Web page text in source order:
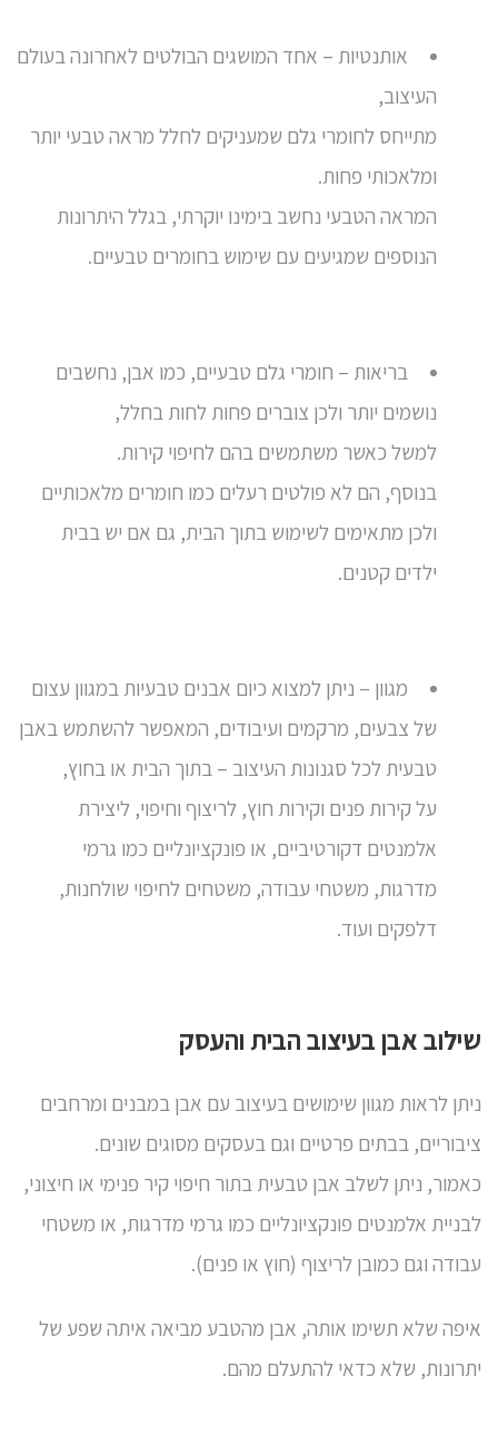
אותנטיות – אחד המושגים הבולטים לאחרונה בעולם
העיצוב,
מתייחס לחומרי גלם שמעניקים לחלל מראה טבעי יותר
ומלאכותי פחות.
המראה הטבעי נחשב בימינו יוקרתי, בגלל היתרונות
הנוספים שמגיעים עם שימוש בחומרים טבעיים.
בריאות – חומרי גלם טבעיים, כמו אבן, נחשבים
נושמים יותר ולכן צוברים פחות לחות בחלל,
למשל כאשר משתמשים בהם לחיפוי קירות.
בנוסף, הם לא פולטים רעלים כמו חומרים מלאכותיים
ולכן מתאימים לשימוש בתוך הבית, גם אם יש בבית
ילדים קטנים.
מגוון – ניתן למצוא כיום אבנים טבעיות במגוון עצום
של צבעים, מרקמים ועיבודים, המאפשר להשתמש באבן
טבעית לכל סגנונות העיצוב – בתוך הבית או בחוץ,
על קירות פנים וקירות חוץ, לריצוף וחיפוי, ליצירת
אלמנטים דקורטיביים, או פונקציונליים כמו גרמי
מדרגות, משטחי עבודה, משטחים לחיפוי שולחנות,
דלפקים ועוד.
שילוב אבן בעיצוב הבית והעסק
ניתן לראות מגוון שימושים בעיצוב עם אבן במבנים ומרחבים
ציבוריים, בבתים פרטיים וגם בעסקים מסוגים שונים.
כאמור, ניתן לשלב אבן טבעית בתור חיפוי קיר פנימי או חיצוני,
לבניית אלמנטים פונקציונליים כמו גרמי מדרגות, או משטחי
עבודה וגם כמובן לריצוף (חוץ או פנים).
איפה שלא תשימו אותה, אבן מהטבע מביאה איתה שפע של
יתרונות, שלא כדאי להתעלם מהם.